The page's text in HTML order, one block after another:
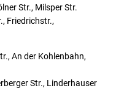
Str., Milsper Str.
Friedrichstr.,
An der Kohlenbahn,
Str., Linderhauser